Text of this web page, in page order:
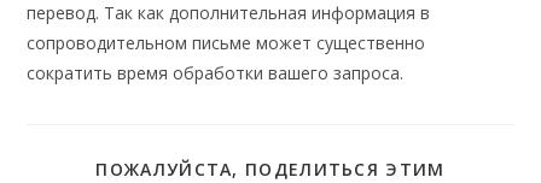
перевод. Так как дополнительная информация в
сопроводительном письме может существенно
сократить время обработки вашего запроса.
ПОЖАЛУЙСТА, ПОДЕЛИТЬСЯ ЭТИМ